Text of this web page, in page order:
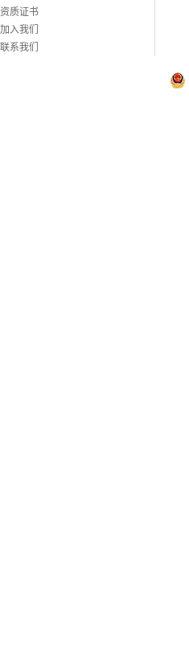
资质证书
加入我们
联系我们